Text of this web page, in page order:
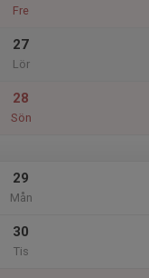
Fre
27
Lör
28
Sön
29
Mån
30
Tis